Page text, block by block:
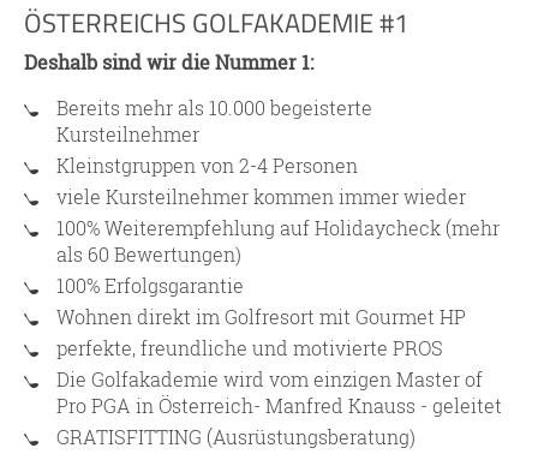
ÖSTERREICHS GOLFAKADEMIE #1
Deshalb sind wir die Nummer 1:
Bereits mehr als 10.000 begeisterte
Kursteilnehmer
Kleinstgruppen von 2-4 Personen
viele Kursteilnehmer kommen immer wieder
100% Weiterempfehlung auf Holidaycheck (mehr
als 60 Bewertungen)
100% Erfolgsgarantie
Wohnen direkt im Golfresort mit Gourmet HP
perfekte, freundliche und motivierte PROS
Die Golfakademie wird vom einzigen Master of
Pro PGA in Österreich- Manfred Knauss - geleitet
GRATISFITTING (Ausrüstungsberatung)